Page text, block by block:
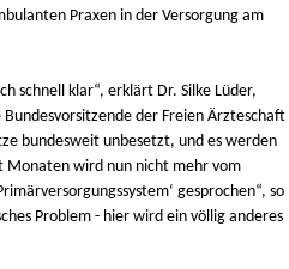
Praxen in der Versorgung am
schnell klar“, erklärt Dr. Silke Lüder,
der Freien Ärzteschaft
bundesweit unbesetzt, und es werden
Monaten wird nun nicht mehr vom
gesprochen“, so
Problem - hier wird ein völlig anderes